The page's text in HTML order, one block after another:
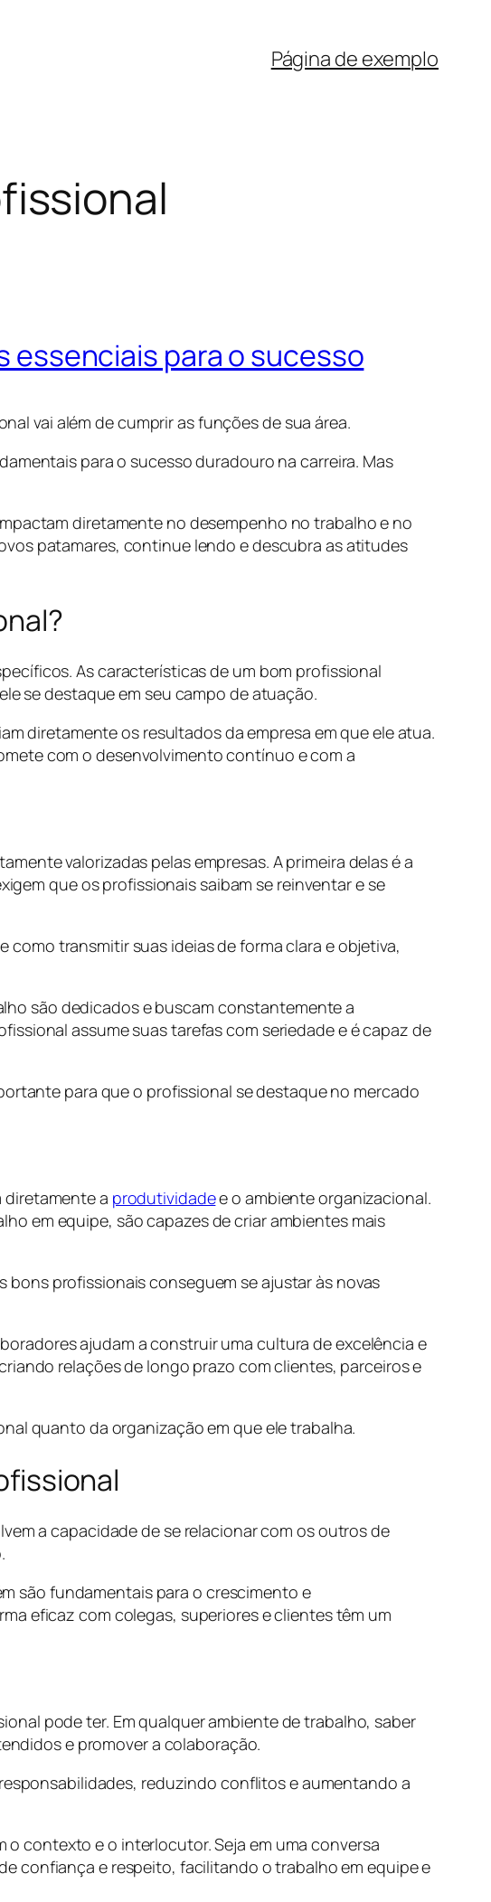
Página de exemplo
essenciais para o sucesso
vai além de cumprir as funções de sua área.
para o sucesso duradouro na carreira. Mas
diretamente no desempenho no trabalho e no
patamares, continue lendo e descubra as atitudes
As características de um bom profissional
se destaque em seu campo de atuação.
diretamente os resultados da empresa em que ele atua.
com o desenvolvimento contínuo e com a
valorizadas pelas empresas. A primeira delas é a
que os profissionais saibam se reinventar e se
transmitir suas ideias de forma clara e objetiva,
são dedicados e buscam constantemente a
assume suas tarefas com seriedade e é capaz de
para que o profissional se destaque no mercado
diretamente a produtividadee o ambiente organizacional.
em equipe, são capazes de criar ambientes mais
profissionais conseguem se ajustar às novas
ajudam a construir uma cultura de excelência e
relações de longo prazo com clientes, parceiros e
quanto da organização em que ele trabalha.
a capacidade de se relacionar com os outros de
são fundamentais para o crescimento e
eficaz com colegas, superiores e clientes têm um
pode ter. Em qualquer ambiente de trabalho, saber
e promover a colaboração.
reduzindo conflitos e aumentando a
contexto e o interlocutor. Seja em uma conversa
confiança e respeito, facilitando o trabalho em equipe e